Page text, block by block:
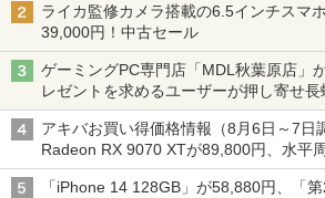
ライカ監修カメラ搭載の6.5インチスマ
39,000円！中古セール
ゲーミングPC専門店「MDL秋葉原店」
レゼントを求めるユーザーが押し寄せ長
アキバお買い得価格情報（8月6日～7日
Radeon RX 9070 XTが89,800円、水平
型モニターが9,801円、暑さ指数連動セ
「iPhone 14 128GB」が58,880円、「